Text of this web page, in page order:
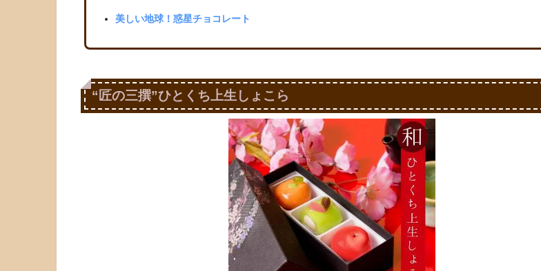
美しい地球！惑星チョコレート
“匠の三撰”ひとくち上生しょこら